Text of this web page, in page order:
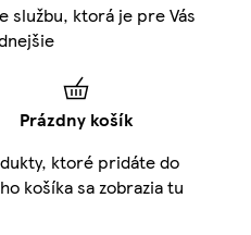
službu, ktorá je pre Vás
Prázdny košík
ktoré pridáte do
košíka sa zobrazia tu